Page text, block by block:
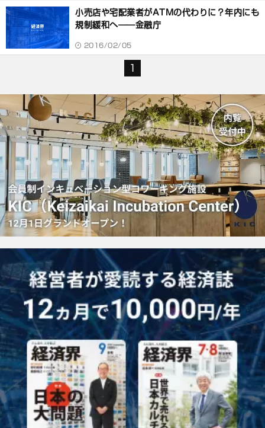
小売店や宅配業者がATMの代わりに？年内にも
規制緩和へ――金融庁
2016/02/05
1